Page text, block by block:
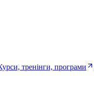
тренінги, програми